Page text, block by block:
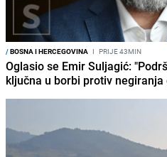
/BOSNA I HERCEGOVINA I PRIJE 43MIN
Oglasio se Emir Suljagić:
ključna u borbi protiv negiranja